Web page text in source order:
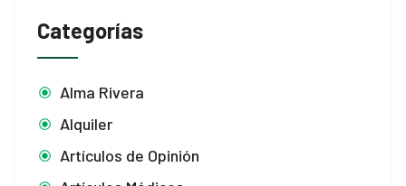
Categorías
Alma Rivera
Alquiler
Artículos de Opinión